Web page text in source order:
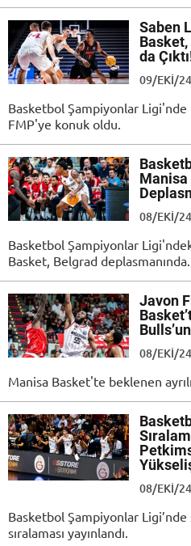
Saben
Basket,
da
09/EKI/
Basketbol Şampiyonlar
FMP'ye konuk oldu.
Manisa
08/EKI/
Basketbol Şampiyonlar
Basket, Belgrad deplasmanında.
Javon
08/EKI/
Manisa Basket'te beklenen
08/EKI/
Basketbol Şampiyonlar
sıralaması yayınlandı.